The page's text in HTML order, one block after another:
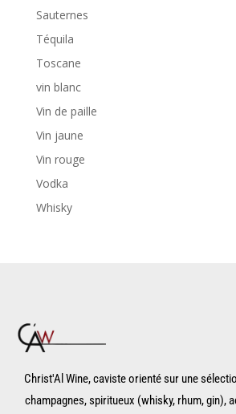
Sauternes
Téquila
Toscane
vin blanc
Vin de paille
Vin jaune
Vin rouge
Vodka
Whisky
Christ'Al Wine, caviste orienté sur une
champagnes, spiritueux (whisky, rhum, gin),